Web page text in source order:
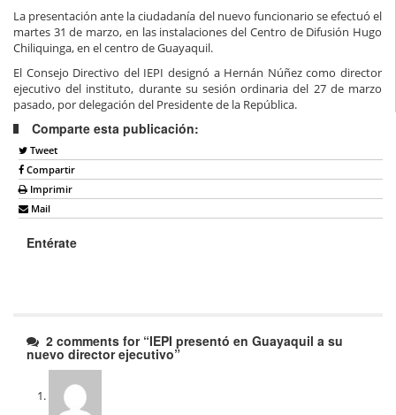
La presentación ante la ciudadanía del nuevo funcionario se efectuó el
martes 31 de marzo, en las instalaciones del Centro de Difusión Hugo
Chiliquinga, en el centro de Guayaquil.
El Consejo Directivo del IEPI designó a Hernán Núñez como director
ejecutivo del instituto, durante su sesión ordinaria del 27 de marzo
pasado, por delegación del Presidente de la República.
Comparte esta publicación:
Tweet
Compartir
Imprimir
Mail
Entérate
2 comments for “IEPI presentó en Guayaquil a su
nuevo director ejecutivo”